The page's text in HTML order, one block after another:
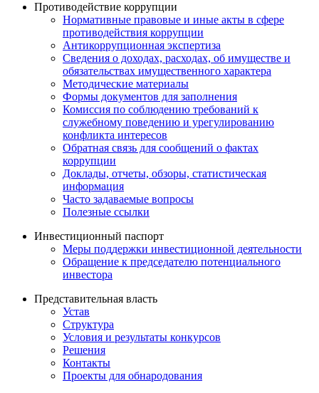
Противодействие коррупции
Нормативные правовые и иные акты в сфере
противодействия коррупции
Антикоррупционная экспертиза
Сведения о доходах, расходах, об имуществе и
обязательствах имущественного характера
Методические материалы
Формы документов для заполнения
Комиссия по соблюдению требований к
служебному поведению и урегулированию
конфликта интересов
Обратная связь для сообщений о фактах
коррупции
Доклады, отчеты, обзоры, статистическая
информация
Часто задаваемые вопросы
Полезные ссылки
Инвестиционный паспорт
Меры поддержки инвестиционной деятельности
Обращение к председателю потенциального
инвестора
Представительная власть
Устав
Структура
Условия и результаты конкурсов
Решения
Контакты
Проекты для обнародования